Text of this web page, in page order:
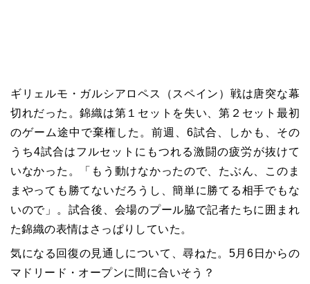
ギリェルモ・ガルシアロペス（スペイン）戦は唐突な幕
切れだった。錦織は第１セットを失い、第２セット最初
のゲーム途中で棄権した。前週、6試合、しかも、その
うち4試合はフルセットにもつれる激闘の疲労が抜けて
いなかった。「もう動けなかったので、たぶん、このま
まやっても勝てないだろうし、簡単に勝てる相手でもな
いので」。試合後、会場のプール脇で記者たちに囲まれ
た錦織の表情はさっぱりしていた。
気になる回復の見通しについて、尋ねた。5月6日からの
マドリード・オープンに間に合いそう？